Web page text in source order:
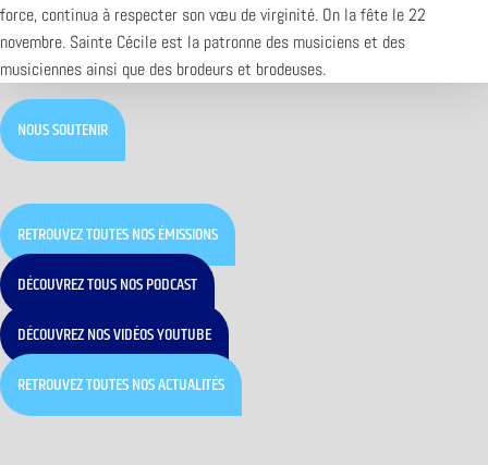
force, continua à respecter son vœu de virginité. On la fête le 22
novembre. Sainte Cécile est la patronne des musiciens et des
musiciennes ainsi que des brodeurs et brodeuses.
NOUS SOUTENIR
RETROUVEZ TOUTES NOS ÉMISSIONS
DÉCOUVREZ TOUS NOS PODCAST
DÉCOUVREZ NOS VIDÉOS YOUTUBE
RETROUVEZ TOUTES NOS ACTUALITÉS